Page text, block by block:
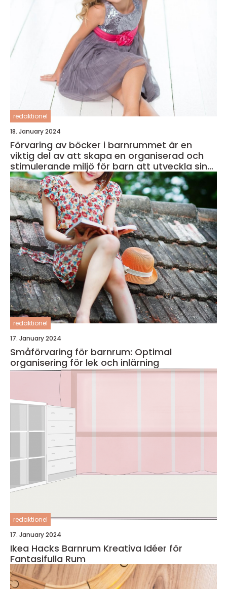
redaktionel
18. January 2024
Förvaring av böcker i barnrummet är en
viktig del av att skapa en organiserad och
stimulerande miljö för barn att utveckla sin
läsförmåga och kreativitet
redaktionel
17. January 2024
Småförvaring för barnrum: Optimal
organisering för lek och inlärning
redaktionel
17. January 2024
Ikea Hacks Barnrum Kreativa Idéer för
Fantasifulla Rum